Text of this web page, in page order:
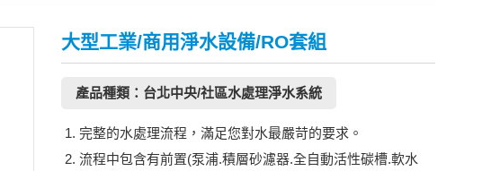
大型工業/商用淨水設備/RO套組
產品種類：台北中央/社區水處理淨水系統
完整的水處理流程，滿足您對水最嚴苛的要求。
流程中包含有前置(泵浦.積層砂濾器.全自動活性碳槽.軟水